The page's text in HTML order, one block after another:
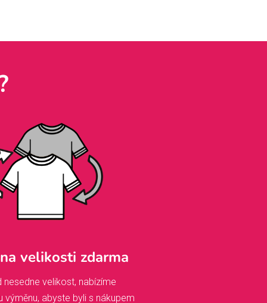
velikosti zdarma
nesedne velikost, nabízíme
výměnu, abyste byli s nákupem